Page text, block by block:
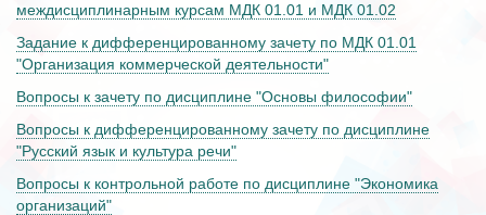
междисциплинарным курсам МДК 01.01 и МДК 01.02
Задание к дифференцированному зачету по МДК 01.01
"Организация коммерческой деятельности"
Вопросы к зачету по дисциплине "Основы философии"
Вопросы к дифференцированному зачету по дисциплине
"Русский язык и культура речи"
Вопросы к контрольной работе по дисциплине "Экономика
организаций"